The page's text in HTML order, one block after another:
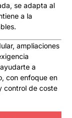
se adapta al
a la
ampliaciones
a
con enfoque en
control de coste